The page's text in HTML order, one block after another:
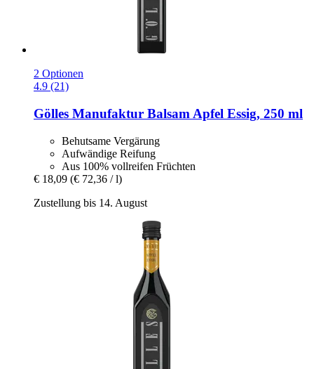
2 Optionen
4.9 (21)
Gölles Manufaktur Balsam Apfel Essig, 250 ml
Behutsame Vergärung
Aufwändige Reifung
Aus 100% vollreifen Früchten
€ 18,09 (€ 72,36 / l)
Zustellung bis 14. August